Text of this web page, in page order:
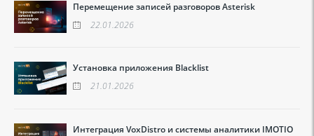
Перемещение записей разговоров Asterisk
22.01.2026
Установка приложения Blacklist
21.01.2026
Интеграция VoxDistro и системы аналитики IMOTIO